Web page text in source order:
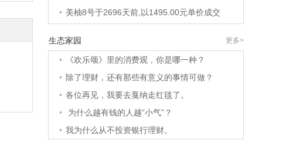
• 美柚8号于2696天前,以1495.00元单价成交
•
美柚18号于2700天前,以2000.00元单价成交
美柚5号于2700天前,以1499.00元单价成交
美柚3号于2700天前,以1500.00元单价成交
美柚38号于2701天前,以1500.00元单价成交
美柚20号于2715天前,以1495.00元单价成交
美柚38号于2718天前,以1500.00元单价成交
生态家园 更多>
•
《欢乐颂》里的消费观，你是哪一种？
• 除了理财，还有那些有意义的事情可做？
• 各位再见，我要去戛纳走红毯了。
•
为什么越有钱的人越“小气”？
• 我为什么从不投资银行理财。